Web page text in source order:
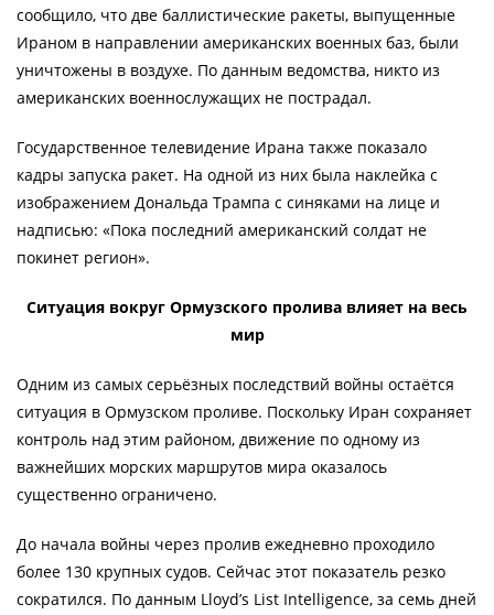
сообщило, что две баллистические ракеты, выпущенные
Ираном в направлении американских военных баз, были
уничтожены в воздухе. По данным ведомства, никто из
американских военнослужащих не пострадал.
Государственное телевидение Ирана также показало
кадры запуска ракет. На одной из них была наклейка с
изображением Дональда Трампа с синяками на лице и
надписью: «Пока последний американский солдат не
покинет регион».
Ситуация вокруг Ормузского пролива влияет на весь
мир
Одним из самых серьёзных последствий войны остаётся
ситуация в Ормузском проливе. Поскольку Иран сохраняет
контроль над этим районом, движение по одному из
важнейших морских маршрутов мира оказалось
существенно ограничено.
До начала войны через пролив ежедневно проходило
более 130 крупных судов. Сейчас этот показатель резко
сократился. По данным Lloyd’s List Intelligence, за семь дней